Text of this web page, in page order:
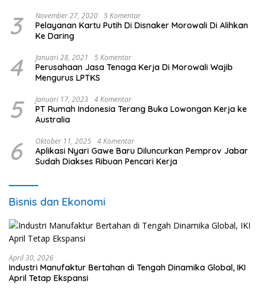
3 November 27, 2020 5 Komentar
Pelayanan Kartu Putih Di Disnaker Morowali Di Alihkan
Ke Daring
4 Januari 28, 2021 5 Komentar
Perusahaan Jasa Tenaga Kerja Di Morowali Wajib
Mengurus LPTKS
5 Januari 17, 2023 4 Komentar
PT Rumah Indonesia Terang Buka Lowongan Kerja ke
Australia
6 Oktober 11, 2025 4 Komentar
Aplikasi Nyari Gawe Baru Diluncurkan Pemprov Jabar
Sudah Diakses Ribuan Pencari Kerja
Bisnis dan Ekonomi
April 30, 2026
Industri Manufaktur Bertahan di Tengah Dinamika Global, IKI
April Tetap Ekspansi